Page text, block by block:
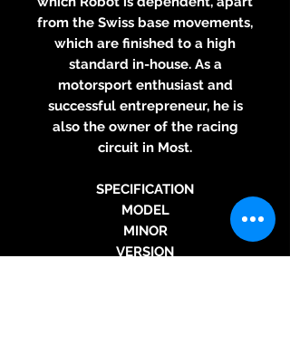
from the Swiss base movements,
which are finished to a high
standard in-house. As a
motorsport enthusiast and
successful entrepreneur, he is
also the owner of the racing
circuit in Most.
SPECIFICATION
MODEL
MINOR
VERSION